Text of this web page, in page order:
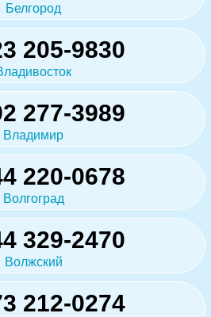
Белгород
205-9830
277-3989
Владимир
220-0678
Волгоград
329-2470
Волжский
212-0274